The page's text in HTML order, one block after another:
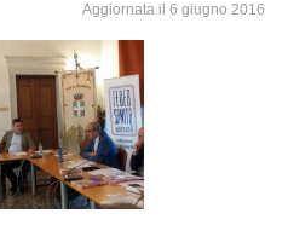
Aggiornata il 6 giugno 2016